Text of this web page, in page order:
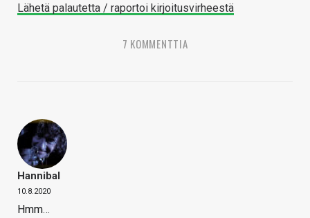
Lähetä palautetta / raportoi kirjoitusvirheestä
7 KOMMENTTIA
Hannibal
10.8.2020
Hmm…